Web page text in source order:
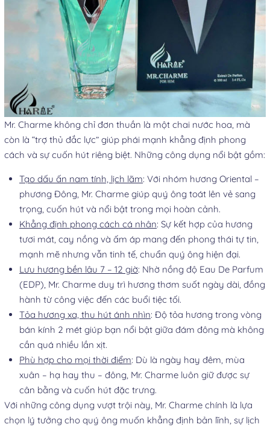
Mr. Charme không chỉ đơn thuần là một chai nước hoa, mà
còn là “trợ thủ đắc lực” giúp phái mạnh khẳng định phong
cách và sự cuốn hút riêng biệt. Những công dụng nổi bật gồm:
Tạo dấu ấn nam tính, lịch lãm: Với nhóm hương Oriental –
phương Đông, Mr. Charme giúp quý ông toát lên vẻ sang
trọng, cuốn hút và nổi bật trong mọi hoàn cảnh.
Khẳng định phong cách cá nhân: Sự kết hợp của hương
tươi mát, cay nồng và ấm áp mang đến phong thái tự tin,
mạnh mẽ nhưng vẫn tinh tế, chuẩn quý ông hiện đại.
Lưu hương bền lâu 7 – 12 giờ: Nhờ nồng độ Eau De Parfum
(EDP), Mr. Charme duy trì hương thơm suốt ngày dài, đồng
hành từ công việc đến các buổi tiệc tối.
Tỏa hương xa, thu hút ánh nhìn: Độ tỏa hương trong vòng
bán kính 2 mét giúp bạn nổi bật giữa đám đông mà không
cần quá nhiều lần xịt.
Phù hợp cho mọi thời điểm: Dù là ngày hay đêm, mùa
xuân – hạ hay thu – đông, Mr. Charme luôn giữ được sự
cân bằng và cuốn hút đặc trưng.
Với những công dụng vượt trội này, Mr. Charme chính là lựa
chọn lý tưởng cho quý ông muốn khẳng định bản lĩnh, sự lịch